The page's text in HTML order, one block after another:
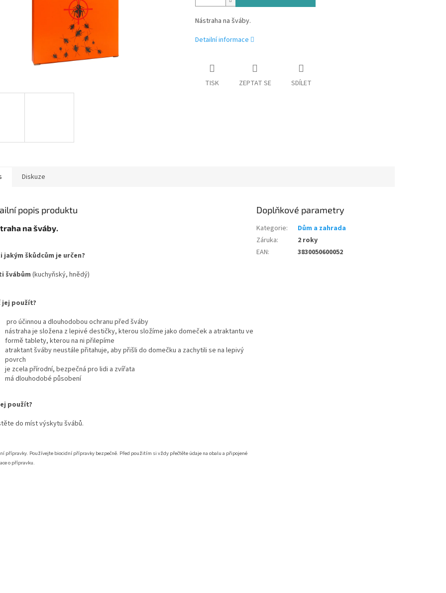
Nástraha na šváby.
Detailní informace
TISK ZEPTAT SE SDÍLET
Diskuze
popis produktu
na šváby.
jakým škůdcům je určen?
švábům (kuchyňský, hnědý)
jej použít?
pro účinnou a dlouhodobou ochranu před šváby
nástraha je složena z lepivé destičky, kterou složíme jako domeček a atraktantu ve
formě tablety, kterou na ni přilepíme
atraktant šváby neustále přitahuje, aby přišli do domečku a zachytili se na lepivý
povrch
je zcela přírodní, bezpečná pro lidi a zvířata
má dlouhodobé působení
použít?
do míst výskytu švábů.
přípravky. Používejte biocidní přípravky bezpečně. Před použitím si vždy přečtěte údaje na obalu a připojené
o přípravku.
Doplňkové parametry
Kategorie:
Dům a zahrada
Záruka:
2 roky
EAN: 3830050600052